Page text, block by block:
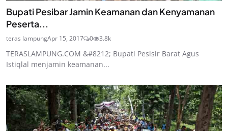
Bupati Pesibar Jamin Keamanan dan Kenyamanan
Peserta...
teras lampungApr 15, 2017 0 3.8k
TERASLAMPUNG.COM &#8212; Bupati Pesisir Barat Agus
Istiqlal menjamin keamanan...